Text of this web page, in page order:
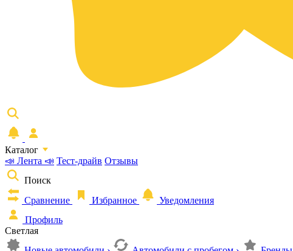
Каталог
📣 Лента 📣 Тест-драйв Отзывы
Поиск
Сравнение
Избранное
Уведомления
Профиль
Светлая